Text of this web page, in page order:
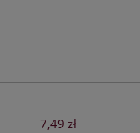
EWENTUALNYCH
7,49 zł